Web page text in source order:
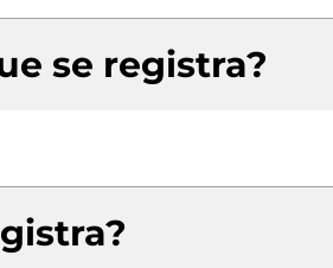
se registra?